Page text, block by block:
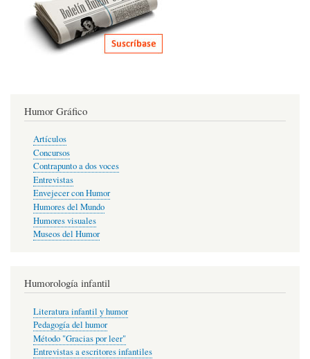
Humor Gráfico
Artículos
Concursos
Contrapunto a dos voces
Entrevistas
Envejecer con Humor
Humores del Mundo
Humores visuales
Museos del Humor
Humorología infantil
Literatura infantil y humor
Pedagogía del humor
Método "Gracias por leer"
Entrevistas a escritores infantiles